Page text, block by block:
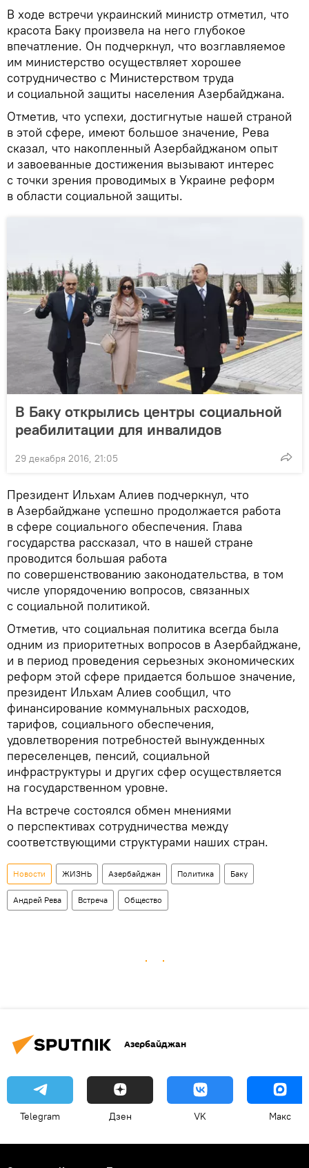
В ходе встречи украинский министр отметил, что
красота Баку произвела на него глубокое
впечатление. Он подчеркнул, что возглавляемое
им министерство осуществляет хорошее
сотрудничество с Министерством труда
и социальной защиты населения Азербайджана.
Отметив, что успехи, достигнутые нашей страной
в этой сфере, имеют большое значение, Рева
сказал, что накопленный Азербайджаном опыт
и завоеванные достижения вызывают интерес
с точки зрения проводимых в Украине реформ
в области социальной защиты.
В Баку открылись центры социальной
реабилитации для инвалидов
29 декабря 2016, 21:05
Президент Ильхам Алиев подчеркнул, что
в Азербайджане успешно продолжается работа
в сфере социального обеспечения. Глава
государства рассказал, что в нашей стране
проводится большая работа
по совершенствованию законодательства, в том
числе упорядочению вопросов, связанных
с социальной политикой.
Отметив, что социальная политика всегда была
одним из приоритетных вопросов в Азербайджане,
и в период проведения серьезных экономических
реформ этой сфере придается большое значение,
президент Ильхам Алиев сообщил, что
финансирование коммунальных расходов,
тарифов, социального обеспечения,
удовлетворения потребностей вынужденных
переселенцев, пенсий, социальной
инфраструктуры и других сфер осуществляется
на государственном уровне.
На встрече состоялся обмен мнениями
о перспективах сотрудничества между
соответствующими структурами наших стран.
Новости ЖИЗНЬ Азербайджан Политика Баку
Андрей Рева Встреча Общество
Азербайджан
Telegram Дзен VK Макс